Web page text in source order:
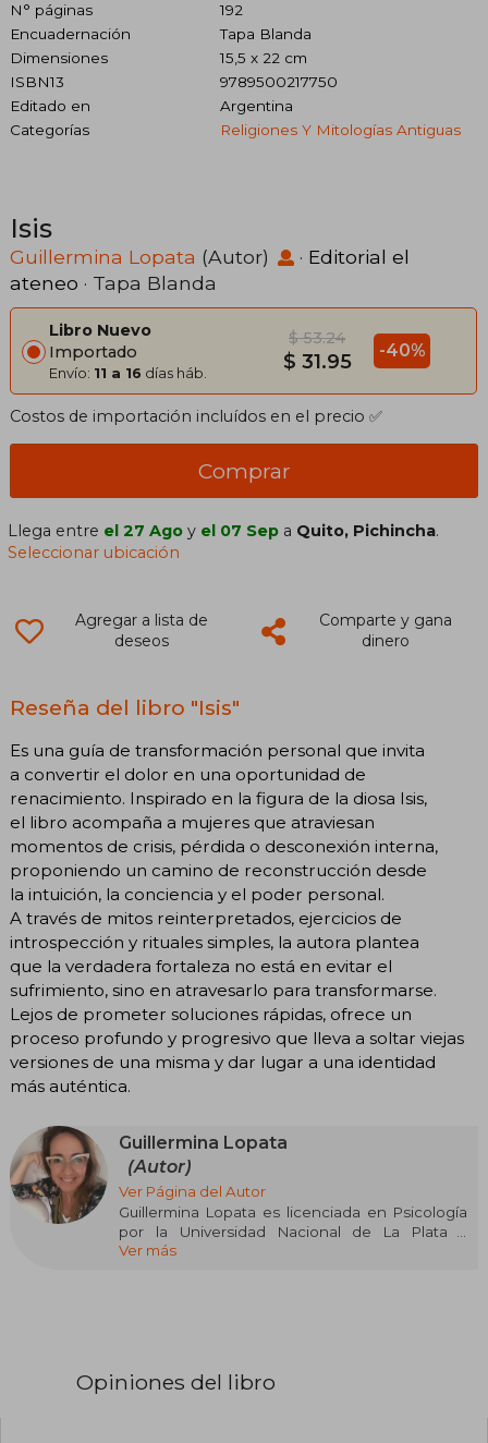
N° páginas
192
Encuadernación
Tapa Blanda
Dimensiones
15,5 x 22 cm
ISBN13
9789500217750
Editado en
Argentina
Categorías
Religiones Y Mitologías Antiguas
Isis
Guillermina Lopata (Autor) · Editorial el
ateneo · Tapa Blanda
Libro Nuevo
Importado
Envío: 11 a 16 días háb.
$ 53.24
$ 31.95 -40%
Costos de importación incluídos en el precio ✅
Comprar
Llega entre el 27 Ago y el 07 Sep a Quito, Pichincha.
Seleccionar ubicación
Agregar a lista de
deseos
Comparte y gana
dinero
Reseña del libro "Isis"
Es una guía de transformación personal que invita
a convertir el dolor en una oportunidad de
renacimiento. Inspirado en la figura de la diosa Isis,
el libro acompaña a mujeres que atraviesan
momentos de crisis, pérdida o desconexión interna,
proponiendo un camino de reconstrucción desde
la intuición, la conciencia y el poder personal.
A través de mitos reinterpretados, ejercicios de
introspección y rituales simples, la autora plantea
que la verdadera fortaleza no está en evitar el
sufrimiento, sino en atravesarlo para transformarse.
Lejos de prometer soluciones rápidas, ofrece un
proceso profundo y progresivo que lleva a soltar viejas
versiones de una misma y dar lugar a una identidad
más auténtica.
Guillermina Lopata
(Autor)
Ver Página del Autor
Guillermina Lopata es licenciada en Psicología
por la Universidad Nacional de La Plata y
magíster en Estrategia y Política Internacional
sanación se adentró en el maravilloso mundo
Ver más
Opiniones del libro